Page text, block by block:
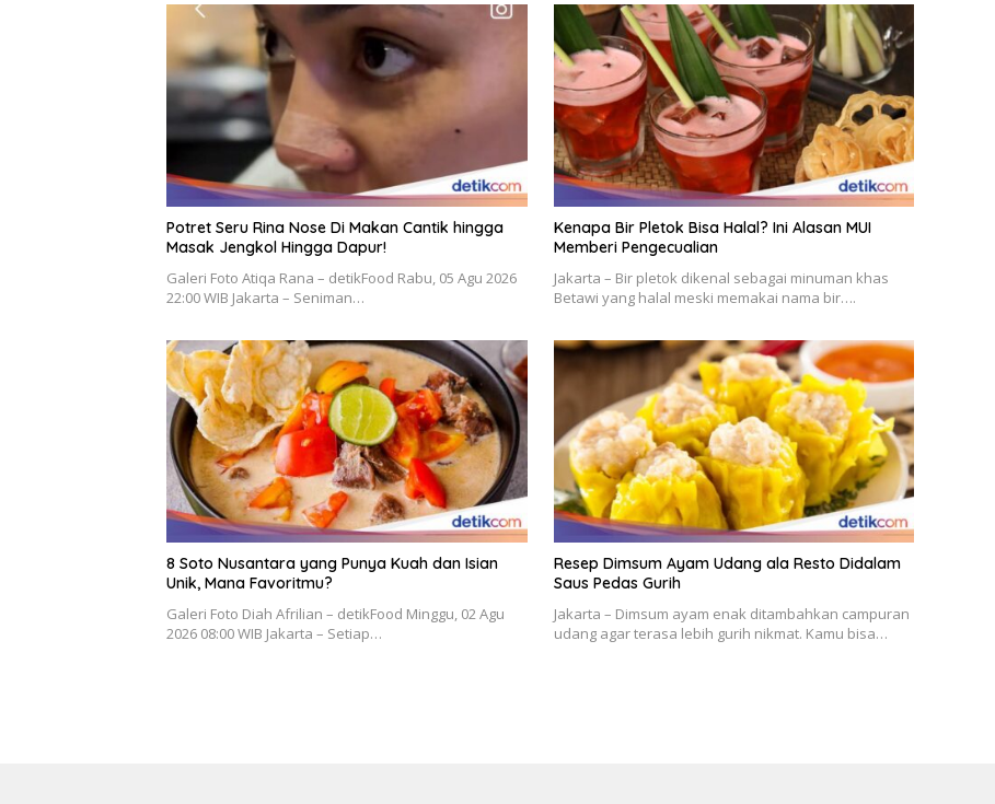
Potret Seru Rina Nose Di Makan Cantik hingga
Masak Jengkol Hingga Dapur!
Galeri Foto Atiqa Rana – detikFood Rabu, 05 Agu 2026
22:00 WIB Jakarta – Seniman…
Kenapa Bir Pletok Bisa Halal? Ini Alasan MUI
Memberi Pengecualian
Jakarta – Bir pletok dikenal sebagai minuman khas
Betawi yang halal meski memakai nama bir….
8 Soto Nusantara yang Punya Kuah dan Isian
Unik, Mana Favoritmu?
Galeri Foto Diah Afrilian – detikFood Minggu, 02 Agu
2026 08:00 WIB Jakarta – Setiap…
Resep Dimsum Ayam Udang ala Resto Didalam
Saus Pedas Gurih
Jakarta – Dimsum ayam enak ditambahkan campuran
udang agar terasa lebih gurih nikmat. Kamu bisa…